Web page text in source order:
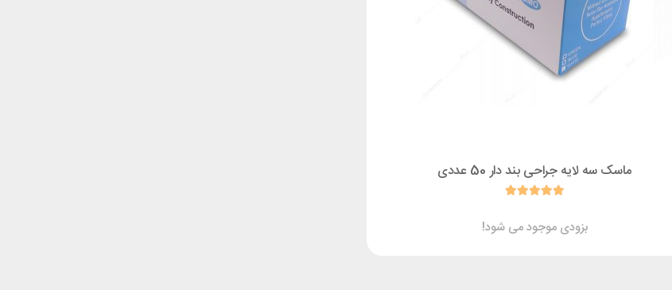
ماسک سه لایه جراحی بند دار 50 عددی
بزودی موجود می شود!